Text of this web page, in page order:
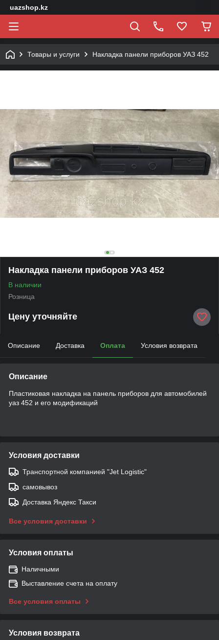
uazshop.kz
Товары и услуги Накладка панели приборов УАЗ 452
Накладка панели приборов УАЗ 452
В наличии
Розница
Цену уточняйте
Описание Доставка Оплата Условия возврата
Описание
Пластиковая накладка на панель приборов для автомобилей
уаз 452 и его модификаций
Условия доставки
Транспортной компанией "Jet Logistic"
самовывоз
Доставка Яндекс Такси
Все условия доставки
Условия оплаты
Наличными
Выставление счета на оплату
Все условия оплаты
Условия возврата